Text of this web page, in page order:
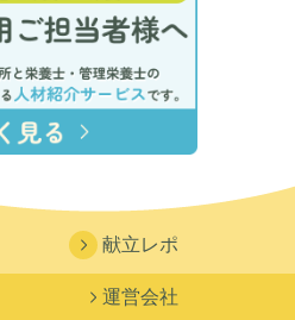
献立レポ
運営会社